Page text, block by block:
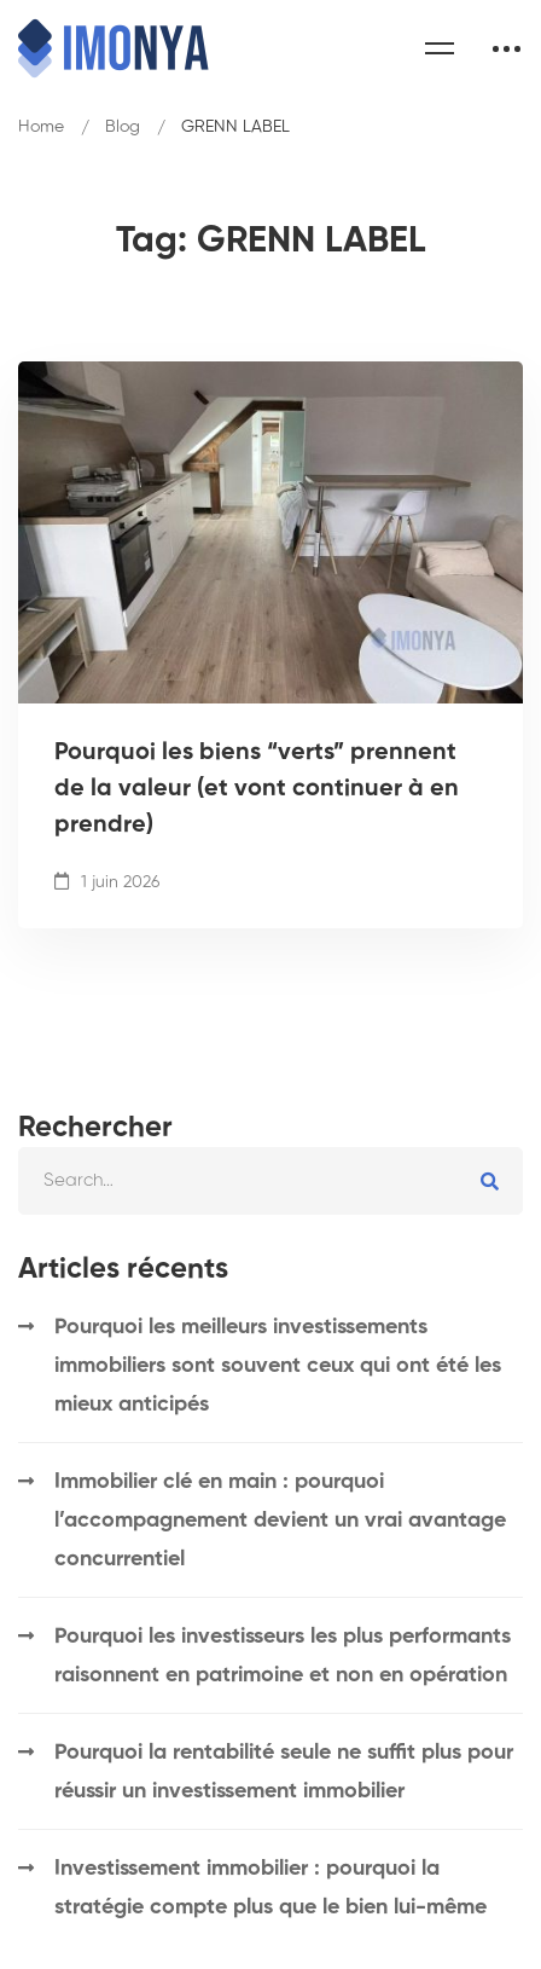
Tag: GRENN LABEL
Home Blog GRENN LABEL
Pourquoi les biens “verts” prennent
de la valeur (et vont continuer à en
prendre)
1 juin 2026
Rechercher
Articles récents
Pourquoi les meilleurs investissements
immobiliers sont souvent ceux qui ont été les
mieux anticipés
Immobilier clé en main : pourquoi
l’accompagnement devient un vrai avantage
concurrentiel
Pourquoi les investisseurs les plus performants
raisonnent en patrimoine et non en opération
Pourquoi la rentabilité seule ne suffit plus pour
réussir un investissement immobilier
Investissement immobilier : pourquoi la
stratégie compte plus que le bien lui-même